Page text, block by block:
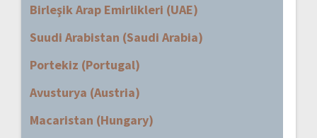
Birleşik Arap Emirlikleri (UAE)
Suudi Arabistan (Saudi Arabia)
Portekiz (Portugal)
Avusturya (Austria)
Macaristan (Hungary)